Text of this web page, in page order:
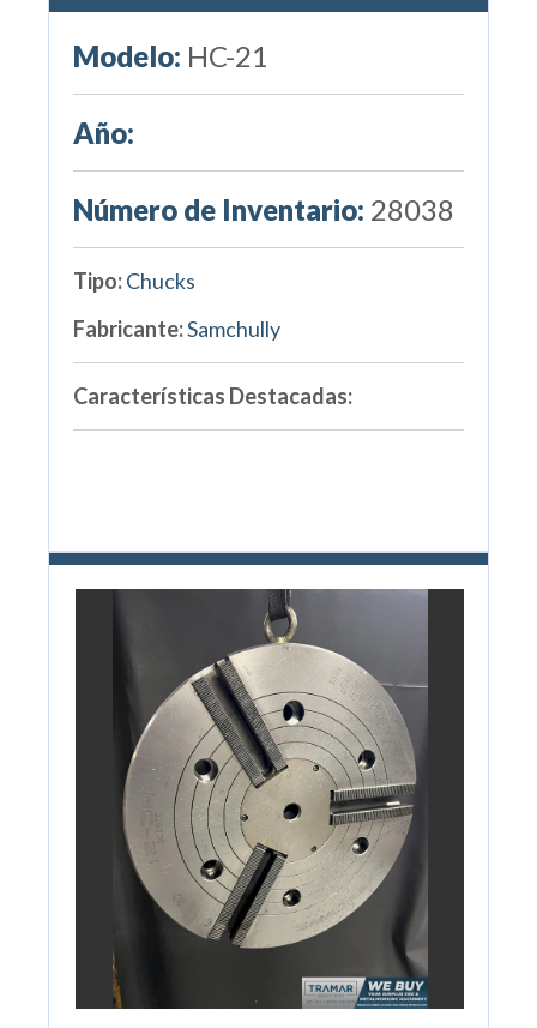
Modelo: HC-21
Año:
Número de Inventario: 28038
Tipo:Chucks
Fabricante:Samchully
Características Destacadas: